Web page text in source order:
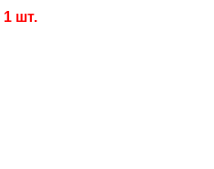
1 шт.